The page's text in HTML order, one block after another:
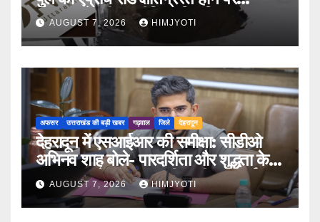
PWD के तीन इंजीनियर निलंबित
AUGUST 7, 2026 HIMJYOTI
अफसर उत्तराखंड की बड़ी खबर गढ़वाल जिले देहरादून
देहरादून में एसआईआर की समीक्षा: सीडीओ
अभिनव शाह बोले- पारदर्शिता और शुद्धता के
साथ पूरा करें मतदाता सूची पुनरीक्षण कार्य
AUGUST 7, 2026 HIMJYOTI